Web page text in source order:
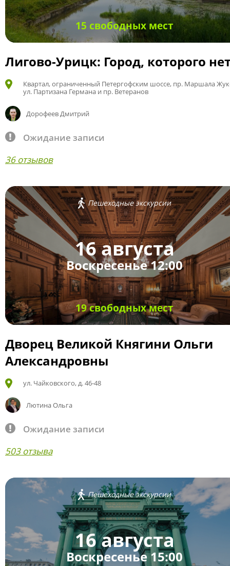
15 свободных мест
Лигово-Урицк: Город, которого
Квартал, ограниченный Петергофским шоссе, пр. Маршала
ул. Партизана Германа и пр. Ветеранов
Дорофеев Дмитрий
Ожидание записи
36 отзывов
Пешеходные экскурсии
16 августа
Воскресенье 12:00
19 свободных мест
Дворец Великой Княгини Ольги
Александровны
ул. Чайковского, д. 46-48
Лютина Ольга
Ожидание записи
503 отзыва
Пешеходные экскурсии
16 августа
Воскресенье 15:00